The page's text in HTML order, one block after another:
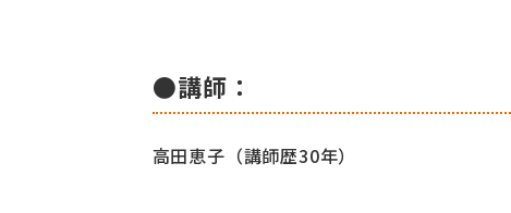
●講師：
高田恵子（講師歴30年）